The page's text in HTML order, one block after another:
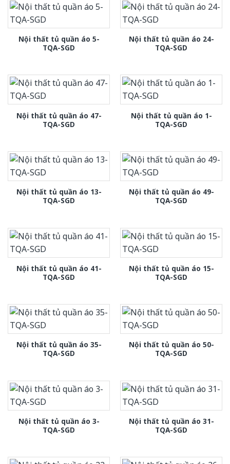
Nội thất tủ quần áo 5-
TQA-SGD
Nội thất tủ quần áo 24-
TQA-SGD
Nội thất tủ quần áo 47-
TQA-SGD
Nội thất tủ quần áo 1-
TQA-SGD
Nội thất tủ quần áo 13-
TQA-SGD
Nội thất tủ quần áo 49-
TQA-SGD
Nội thất tủ quần áo 41-
TQA-SGD
Nội thất tủ quần áo 15-
TQA-SGD
Nội thất tủ quần áo 35-
TQA-SGD
Nội thất tủ quần áo 50-
TQA-SGD
Nội thất tủ quần áo 3-
TQA-SGD
Nội thất tủ quần áo 31-
TQA-SGD